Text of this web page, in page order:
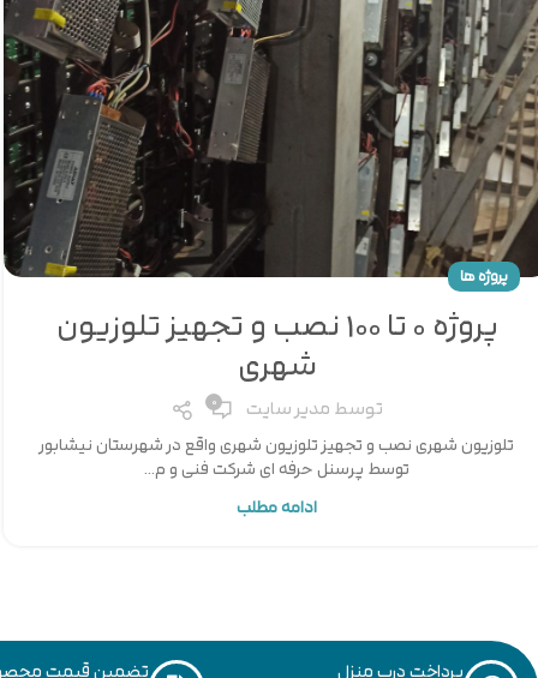
پروژه ها
پروژه 0 تا 100 نصب و تجهیز تلوزیون
شهری
توسطمدیر سایت 0
تلوزیون شهری نصب و تجهیز تلوزیون شهری واقع در شهرستان نیشابور
توسط پرسنل حرفه ای شرکت فنی و م...
ادامه مطلب